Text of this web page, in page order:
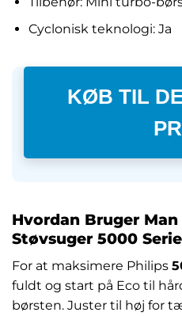
Cyclonisk teknologi: Ja
KØB TIL
Hvordan Bruger
Støvsuger 5000
For at maksimere Philips
fuldt og start på Eco til
børsten. Juster til høj for